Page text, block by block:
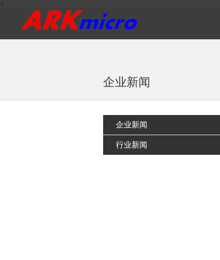
<
企业新闻
企业新闻
行业新闻